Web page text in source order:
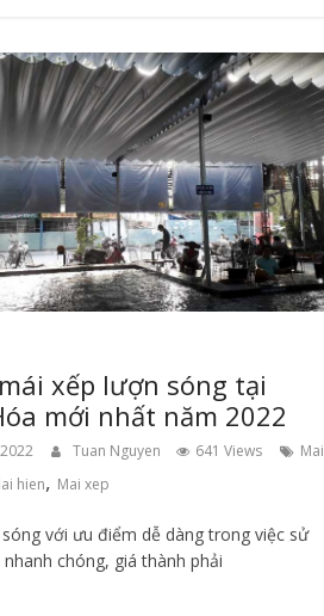
xếp lượn sóng tại
mới nhất năm 2022
Tuan Nguyen 641 Views
Mai
hien, Mai xep
với ưu điểm dễ dàng trong việc sử
chóng, giá thành phải